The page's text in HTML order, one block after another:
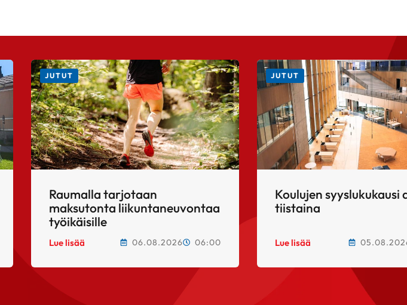
JUTUT
Raumalla tarjotaan
maksutonta liikuntaneuvontaa
työikäisille
Lue lisää 06.08.2026 06:00
JUTUT
Koulujen syyslukukausi
tiistaina
Lue lisää